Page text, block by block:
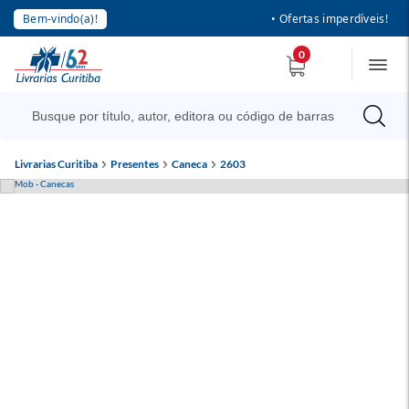
Bem-vindo(a)! • Ofertas imperdíveis!
0
Livrarias Curitiba Presentes Caneca 2603